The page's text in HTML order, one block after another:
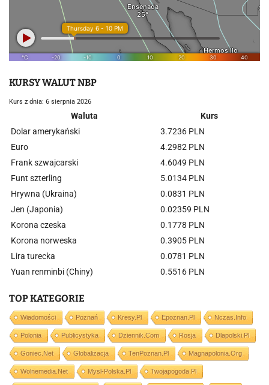
KURSY WALUT NBP
Kurs z dnia: 6 sierpnia 2026
Waluta
Kurs
Dolar amerykański
3.7236 PLN
Euro
4.2982 PLN
Frank szwajcarski
4.6049 PLN
Funt szterling
5.0134 PLN
Hrywna (Ukraina)
0.0831 PLN
Jen (Japonia)
0.02359 PLN
Korona czeska
0.1778 PLN
Korona norweska
0.3905 PLN
Lira turecka
0.0781 PLN
Yuan renminbi (Chiny)
0.5516 PLN
TOP KATEGORIE
Wiadomości Poznań Kresy.pl Epoznan.pl Nczas.info
Polonia Publicystyka Dziennik.com Rosja Dlapolski.pl
Goniec.net Globalizacja TenPoznan.pl Magnapolonia.org
Wolnemedia.net Mysl-Polska.pl Twojapogoda.pl